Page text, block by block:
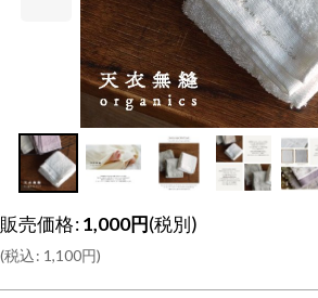
販売価格:1,000円(税別)
(税込: 1,100円)